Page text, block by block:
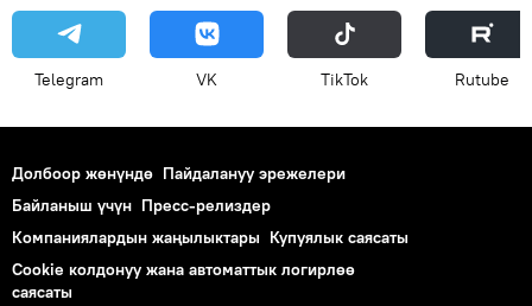
Telegram VK ТikТоk Rutube
Долбоор жөнүндө Пайдалануу эрежелери
Байланыш үчүн Пресс-релиздер
Компаниялардын жаңылыктары Купуялык саясаты
Cookie колдонуу жана автоматтык логирлөө
саясаты